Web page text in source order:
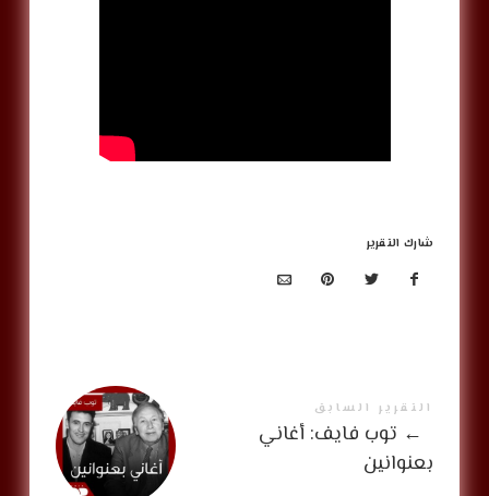
شارك التقرير
التقرير السابق
← توب فايف: أغاني
بعنوانين